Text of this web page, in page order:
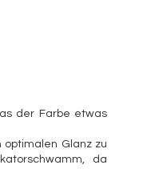
der Farbe etwas
Glanz zu
da